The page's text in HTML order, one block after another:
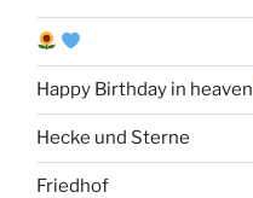
Happy Birthday in heaven
Hecke und Sterne
Friedhof